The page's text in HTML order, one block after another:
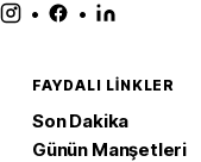
• •
FAYDALI LINKLER
Son Dakika
Günün Manşetleri